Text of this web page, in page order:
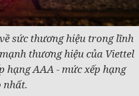
sức thương hiệu trong lĩnh
thương hiệu của Viettel
hạng AAA - mức xếp hạng
nhất.